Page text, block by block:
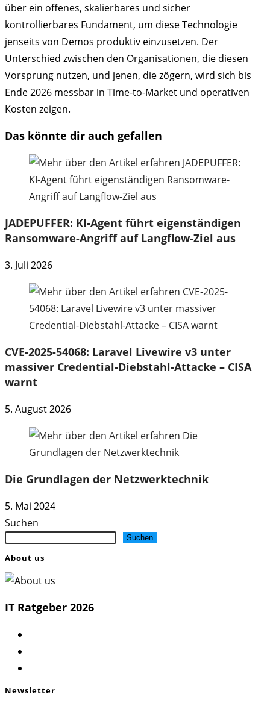
über ein offenes, skalierbares und sicher
kontrollierbares Fundament, um diese Technologie
jenseits von Demos produktiv einzusetzen. Der
Unterschied zwischen den Organisationen, die diesen
Vorsprung nutzen, und jenen, die zögern, wird sich bis
Ende 2026 messbar in Time-to-Market und operativen
Kosten zeigen.
Das könnte dir auch gefallen
JADEPUFFER: KI-Agent führt eigenständigen
Ransomware-Angriff auf Langflow-Ziel aus
3. Juli 2026
CVE-2025-54068: Laravel Livewire v3 unter
massiver Credential-Diebstahl-Attacke – CISA
warnt
5. August 2026
Die Grundlagen der Netzwerktechnik
5. Mai 2024
Suchen
Suchen
About us
IT Ratgeber 2026
new
ain
Newsletter